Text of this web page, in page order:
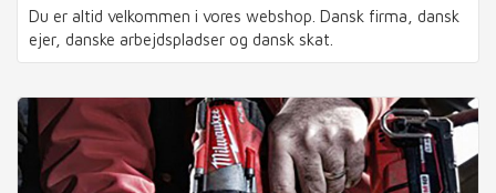
Du er altid velkommen i vores webshop. Dansk firma, dansk
ejer, danske arbejdspladser og dansk skat.